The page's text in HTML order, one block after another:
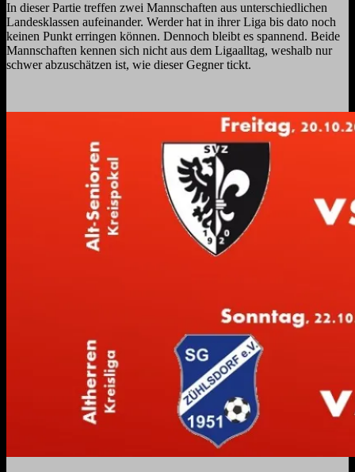
In dieser Partie treffen zwei Mannschaften aus unterschiedlichen
Landesklassen aufeinander. Werder hat in ihrer Liga bis dato noch
keinen Punkt erringen können. Dennoch bleibt es spannend. Beide
Mannschaften kennen sich nicht aus dem Ligaalltag, weshalb nur
schwer abzuschätzen ist, wie dieser Gegner tickt.